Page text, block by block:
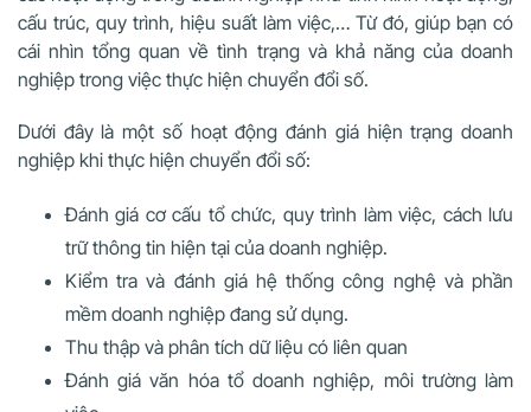
cấu trúc, quy trình, hiệu suất làm việc,… Từ đó, giúp bạn có
cái nhìn tổng quan về tình trạng và khả năng của doanh
nghiệp trong việc thực hiện chuyển đổi số.
Dưới đây là một số hoạt động đánh giá hiện trạng doanh
nghiệp khi thực hiện chuyển đổi số:
Đánh giá cơ cấu tổ chức, quy trình làm việc, cách lưu
trữ thông tin hiện tại của doanh nghiệp.
Kiểm tra và đánh giá hệ thống công nghệ và phần
mềm doanh nghiệp đang sử dụng.
Thu thập và phân tích dữ liệu có liên quan
Đánh giá văn hóa tổ doanh nghiệp, môi trường làm